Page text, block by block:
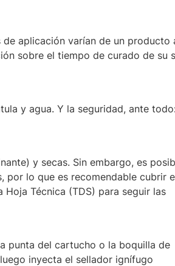
aplicación varían de un producto
sobre el tiempo de curado de su
y agua. Y la seguridad, ante
y secas. Sin embargo, es
por lo que es recomendable cubrir
Técnica (TDS) para seguir las
punta del cartucho o la boquilla de
inyecta el sellador ignífugo